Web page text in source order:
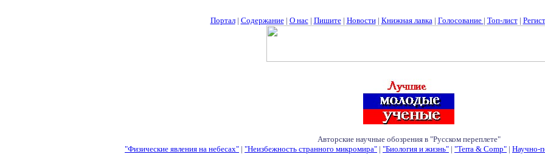
Портал| Содержание| О нас| Пишите| Новости| Книжная лавка| Голосование | Топ-лист|
Авторские научные обозрения в "Русском переплете"
"Физические явления на небесах" | "Неизбежность странного микромира" | "Биология и жизнь" | "Terra & Comp" | Научно-